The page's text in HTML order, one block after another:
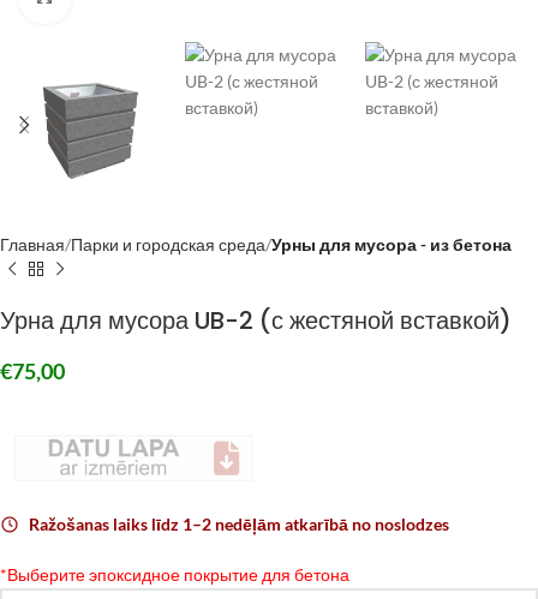
Главная Парки и городская среда Урны для мусора - из бетона
Урна для мусора UB-2 (с жестяной вставкой)
€75,00
Ražošanas laiks līdz 1–2 nedēļām atkarībā no noslodzes
*Выберите эпоксидное покрытие для бетона